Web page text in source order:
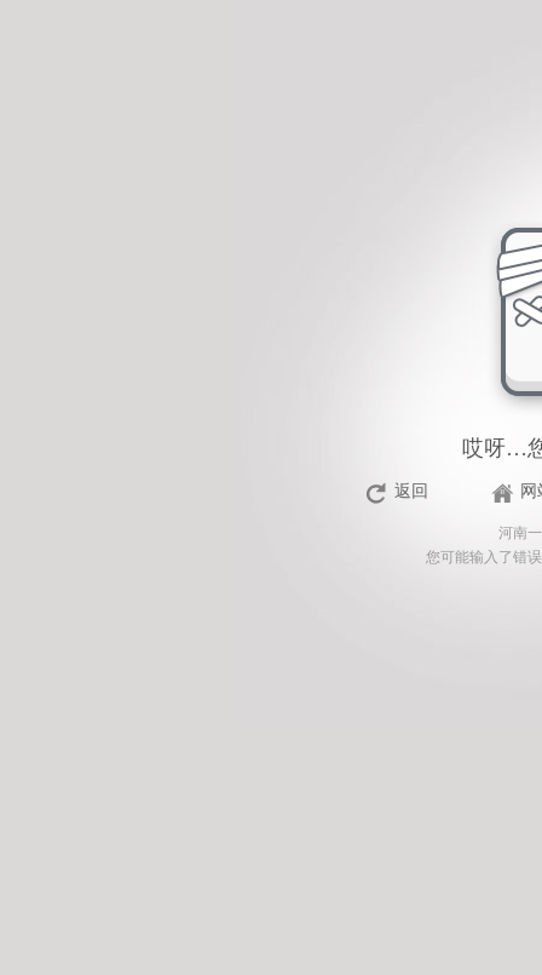
哎呀…
返回 网
河南
您可能输入了错